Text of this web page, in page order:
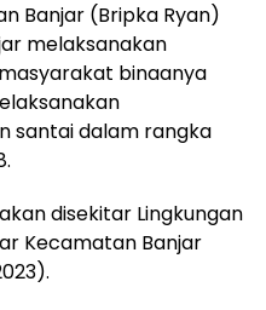
Banjar (Bripka Ryan)
melaksanakan
binaanya
santai dalam rangka
disekitar Lingkungan
Kecamatan Banjar